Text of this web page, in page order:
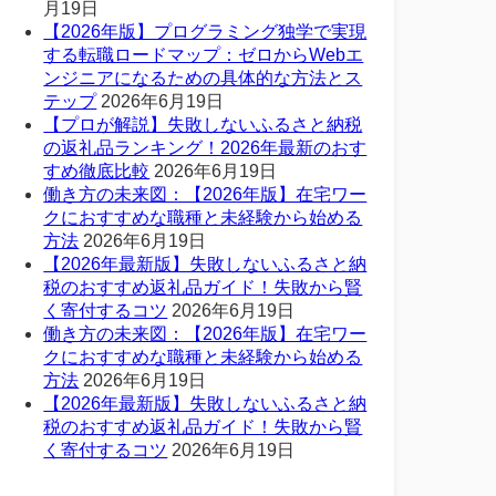
月19日
【2026年版】プログラミング独学で実現
する転職ロードマップ：ゼロからWebエ
ンジニアになるための具体的な方法とス
テップ 2026年6月19日
【プロが解説】失敗しないふるさと納税
の返礼品ランキング！2026年最新のおす
すめ徹底比較 2026年6月19日
働き方の未来図：【2026年版】在宅ワー
クにおすすめな職種と未経験から始める
方法 2026年6月19日
【2026年最新版】失敗しないふるさと納
税のおすすめ返礼品ガイド！失敗から賢
く寄付するコツ 2026年6月19日
働き方の未来図：【2026年版】在宅ワー
クにおすすめな職種と未経験から始める
方法 2026年6月19日
【2026年最新版】失敗しないふるさと納
税のおすすめ返礼品ガイド！失敗から賢
く寄付するコツ 2026年6月19日